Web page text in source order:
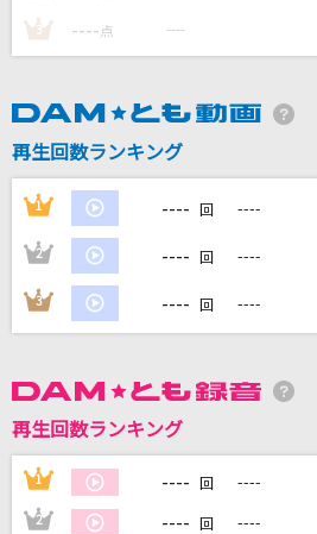
lulu.
μ's
カラオケ最新情報をチ
3 ---- 点 ----
再生回数ランキング
1 ---- 回 ----
2 ---- 回 ----
3 ---- 回 ----
再生回数ランキング
1 ---- 回 ----
2 ---- 回 ----